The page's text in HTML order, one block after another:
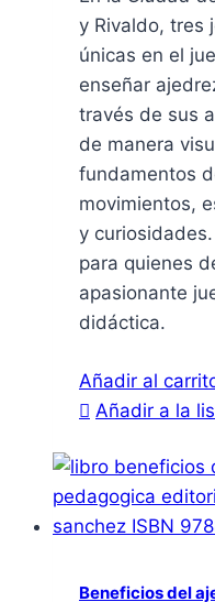
y Rivaldo, tres
únicas en el
enseñar
través de sus
de manera
fundamentos
movimientos,
y
para quienes
apasionante
didáctica.
Añadir al
Añadir a la
Beneficios del